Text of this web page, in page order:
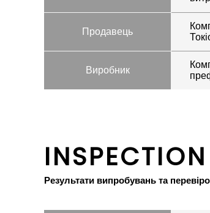
Продавець
Виробник
Результати випробувань та